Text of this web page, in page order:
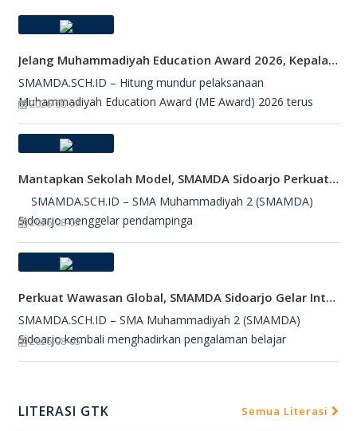
Jelang Muhammadiyah Education Award 2026, Kepala SMAMDA Sidoarjo Suntik Semangat Kontingen
SMAMDA.SCH.ID – Hitung mundur pelaksanaan
Muhammadiyah Education Award (ME Award) 2026 terus
2026-08-07
Mantapkan Sekolah Model, SMAMDA Sidoarjo Perkuat Pembelajaran Mendalam Dan KKA
SMAMDA.SCH.ID – SMA Muhammadiyah 2 (SMAMDA)
Sidoarjo menggelar pendampinga
2026-08-05
Perkuat Wawasan Global, SMAMDA Sidoarjo Gelar International Talk Show Bersama Mahasiswa Turki
SMAMDA.SCH.ID – SMA Muhammadiyah 2 (SMAMDA)
Sidoarjo kembali menghadirkan pengalaman belajar
2026-08-05
LITERASI GTK Semua Literasi